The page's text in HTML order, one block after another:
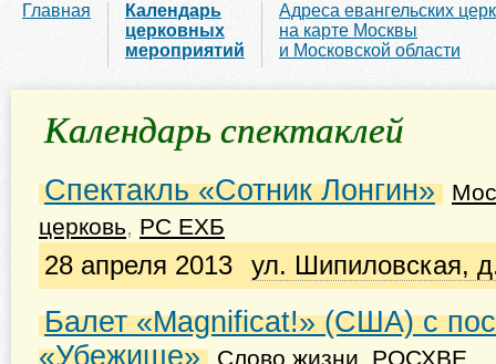
Главная
Календарь
церковных
мероприятий
Адреса евангельских
на карте Москвы
и Московской области
Календарь спектаклей
Спектакль «Сотник Лонгин»
церковь, РС ЕХБ
28 апреля 2013 ул. Шипиловская,
Балет «Magnificat!» (США) с
«Убежище»
Слово жизни, РОСХВЕ